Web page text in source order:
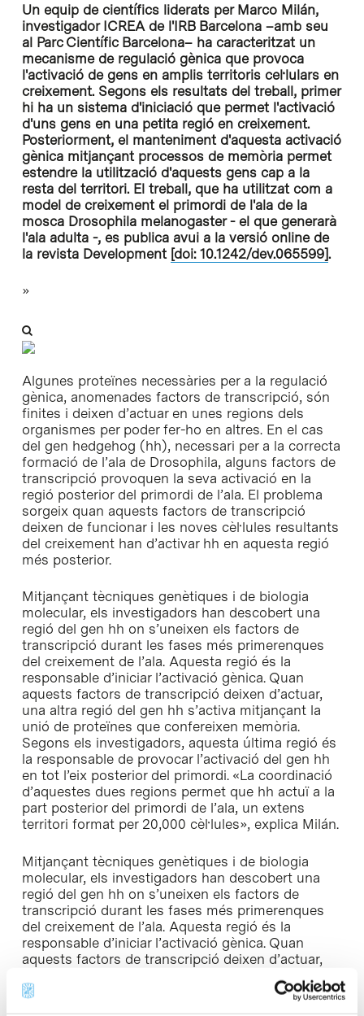
Un equip de científics liderats per Marco Milán,
investigador ICREA de l'IRB Barcelona –amb seu
al Parc Científic Barcelona– ha caracteritzat un
mecanisme de regulació gènica que provoca
l'activació de gens en amplis territoris cel·lulars en
creixement. Segons els resultats del treball, primer
hi ha un sistema d'iniciació que permet l'activació
d'uns gens en una petita regió en creixement.
Posteriorment, el manteniment d'aquesta activació
gènica mitjançant processos de memòria permet
estendre la utilització d'aquests gens cap a la
resta del territori. El treball, que ha utilitzat com a
model de creixement el primordi de l'ala de la
mosca Drosophila melanogaster - el que generarà
l'ala adulta -, es publica avui a la versió online de
la revista Development [doi: 10.1242/dev.065599].
»
Algunes proteïnes necessàries per a la regulació
gènica, anomenades factors de transcripció, són
finites i deixen d’actuar en unes regions dels
organismes per poder fer-ho en altres. En el cas
del gen hedgehog (hh), necessari per a la correcta
formació de l’ala de Drosophila, alguns factors de
transcripció provoquen la seva activació en la
regió posterior del primordi de l’ala. El problema
sorgeix quan aquests factors de transcripció
deixen de funcionar i les noves cèl·lules resultants
del creixement han d’activar hh en aquesta regió
més posterior.
Mitjançant tècniques genètiques i de biologia
molecular, els investigadors han descobert una
regió del gen hh on s’uneixen els factors de
transcripció durant les fases més primerenques
del creixement de l’ala. Aquesta regió és la
responsable d’iniciar l’activació gènica. Quan
aquests factors de transcripció deixen d’actuar,
una altra regió del gen hh s’activa mitjançant la
unió de proteïnes que confereixen memòria.
Segons els investigadors, aquesta última regió és
la responsable de provocar l’activació del gen hh
en tot l’eix posterior del primordi. «La coordinació
d’aquestes dues regions permet que hh actuï a la
part posterior del primordi de l’ala, un extens
territori format per 20,000 cèl·lules», explica Milán.
Mitjançant tècniques genètiques i de biologia
molecular, els investigadors han descobert una
regió del gen hh on s’uneixen els factors de
transcripció durant les fases més primerenques
del creixement de l’ala. Aquesta regió és la
responsable d’iniciar l’activació gènica. Quan
aquests factors de transcripció deixen d’actuar,
unió de proteïnes que confereixen memòria.